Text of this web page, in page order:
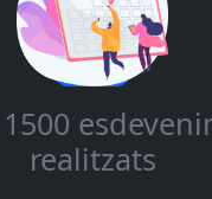
realitzats